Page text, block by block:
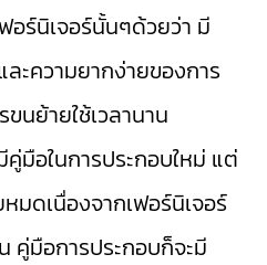
อร์นิเจอร์นั้นๆด้วยว่า มี
ะความยากง่ายของการ
นย้ายใช้เวลานาน
มือในการประกอบใหม่ แต่
มดเนื่องจากเฟอร์นิเจอร์
คู่มือการประกอบก็จะมี